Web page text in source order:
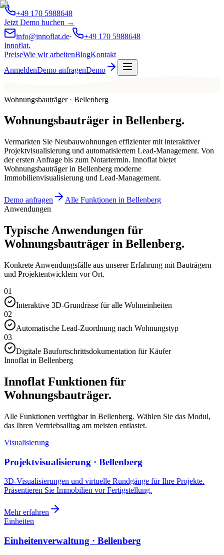
+49 170 5988648
Jetzt Demo buchen →
info@innoflat.de·
+49 170 5988648
Innoflat.
PreiseWie wir arbeitenBlogKontakt
AnmeldenDemo anfragenDemo
Wohnungsbauträger · Bellenberg
Wohnungsbauträger in Bellenberg.
Vermarkten Sie Neubauwohnungen effizienter mit interaktiver
Projektvisualisierung und automatisiertem Lead-Management. Von
der ersten Anfrage bis zum Notartermin. Innoflat bietet
Wohnungsbauträger in Bellenberg moderne
Immobilienvisualisierung und Lead-Management.
Demo anfragen
Alle Funktionen in Bellenberg
Anwendungen
Typische Anwendungen für
Wohnungsbauträger in Bellenberg.
Konkrete Anwendungsfälle aus unserer Erfahrung mit Bauträgern
und Projektentwicklern vor Ort.
01
Interaktive 3D-Grundrisse für alle Wohneinheiten
02
Automatische Lead-Zuordnung nach Wohnungstyp
03
Digitale Baufortschrittsdokumentation für Käufer
Innoflat in Bellenberg
Innoflat Funktionen für
Wohnungsbauträger.
Alle Funktionen verfügbar in Bellenberg. Wählen Sie das Modul,
das Ihren Vertriebsalltag am meisten entlastet.
Visualisierung
Projektvisualisierung · Bellenberg
3D-Visualisierungen und virtuelle Rundgänge für Ihre Projekte.
Präsentieren Sie Immobilien vor Fertigstellung.
Mehr erfahren
Einheiten
Einheitenverwaltung · Bellenberg